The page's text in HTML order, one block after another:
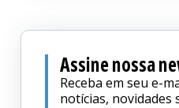
Assine nossa
Receba em seu e-
notícias,